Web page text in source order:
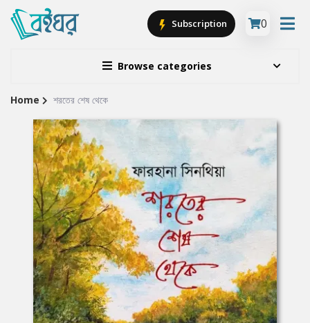
Browse categories
Subscription 0
Site
Breadcrumb
Home শরতের শেষ থেকে